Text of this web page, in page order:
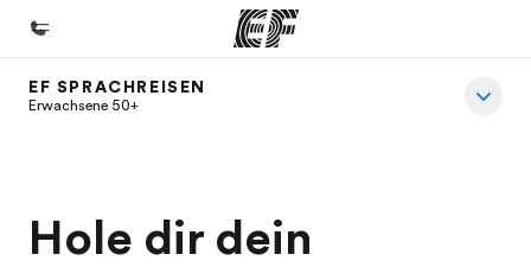
Home
Alle Programme ansehen
EF SPRACHREISEN
Erwachsene 50+
Hole dir dein